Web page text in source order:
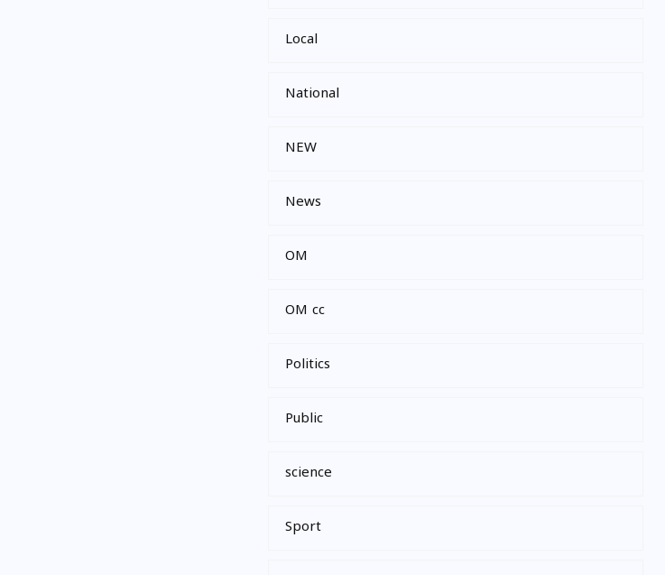
Local
National
NEW
News
OM
OM cc
Politics
Public
science
Sport